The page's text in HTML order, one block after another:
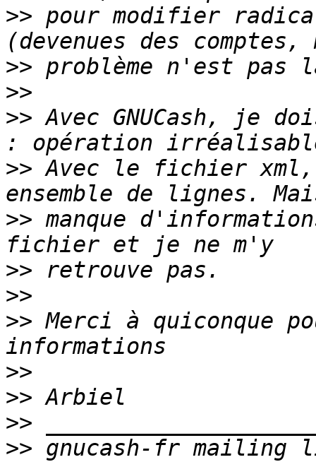
>> pour modifier
>>
>>
>> Avec GNUCash, je
>> Avec le fichier
>> manque
>>
>>
>> Merci à quiconque
>>
>>
>>
>>